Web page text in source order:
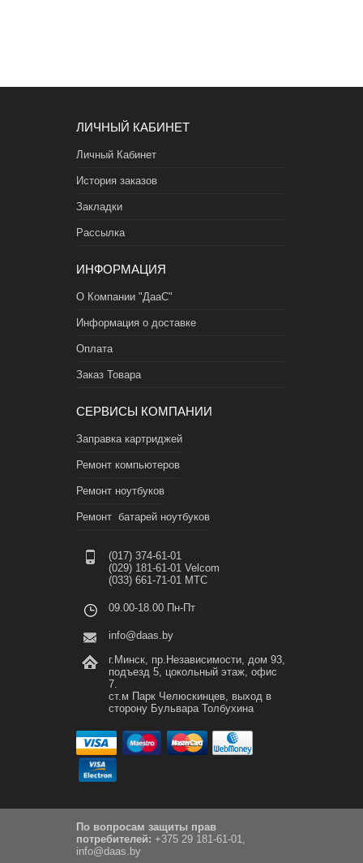
ЛИЧНЫЙ КАБИНЕТ
Личный Кабинет
История заказов
Закладки
Рассылка
ИНФОРМАЦИЯ
О Компании "ДааС"
Информация о доставке
Оплата
Заказ Товара
СЕРВИСЫ КОМПАНИИ
Заправка картриджей
Ремонт компьютеров
Ремонт ноутбуков
Ремонт батарей ноутбуков
(017) 374-61-01
(029) 181-61-01 Velcom
(033) 661-71-01 МТС
09.00-18.00 Пн-Пт
info@daas.by
г.Минск, пр.Независимости, дом 93,
подъезд 5, цокольный этаж, офис
7.
ст.м Парк Челюскинцев, выход в
сторону Бульвара Толбухина
По вопросам защиты прав
потребителей: +375 29 181-61-01,
info@daas.by